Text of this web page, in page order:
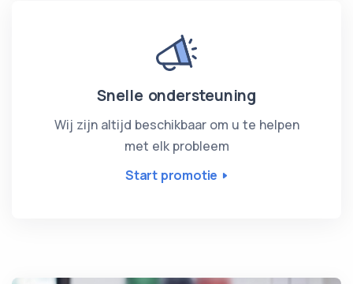
Snelle ondersteuning
Wij zijn altijd beschikbaar om u te helpen
met elk probleem
Start promotie